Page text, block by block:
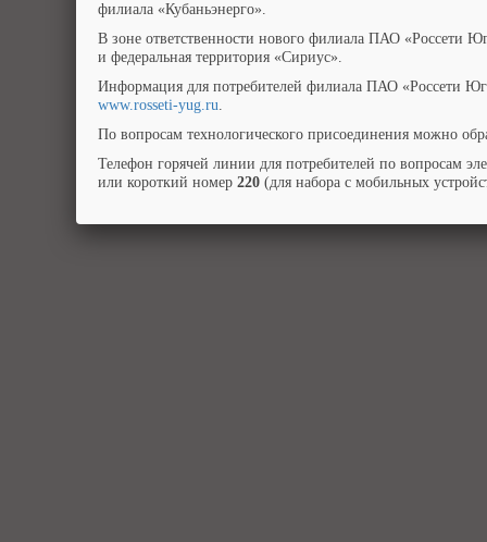
филиала «Кубаньэнерго».
В зоне ответственности нового филиала ПАО «Россети
и федеральная территория «Сириус».
Информация для потребителей филиала ПАО «Россети
www.rosseti-yug.ru.
По вопросам технологического присоединения можно
Телефон горячей линии для потребителей по вопросам
или короткий номер 220 (для набора с мобильных